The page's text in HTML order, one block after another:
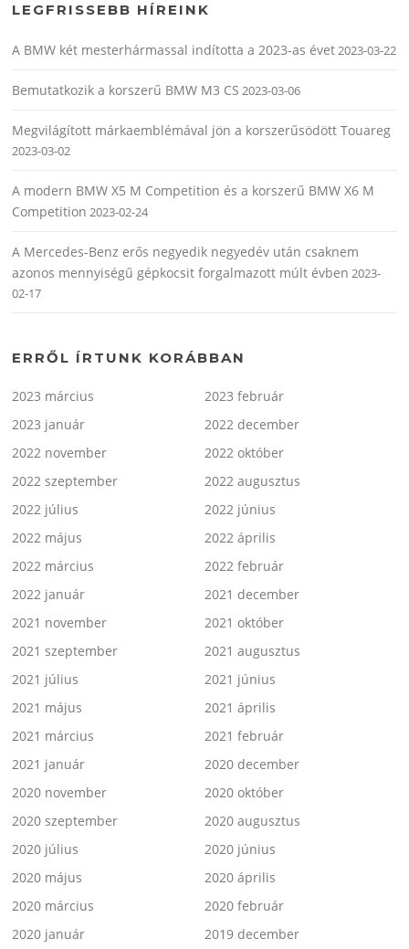
LEGFRISSEBB HÍREINK
A BMW két mesterhármassal indította a 2023-as évet2023-03-22
Bemutatkozik a korszerű BMW M3 CS 2023-03-06
Megvilágított márkaemblémával jön a korszerűsödött Touareg
2023-03-02
A modern BMW X5 M Competition és a korszerű BMW X6 M
Competition 2023-02-24
A Mercedes-Benz erős negyedik negyedév után csaknem
azonos mennyiségű gépkocsit forgalmazott múlt évben 2023-
02-17
ERRŐL ÍRTUNK KORÁBBAN
2023 március
2023 február
2023 január
2022 december
2022 november
2022 október
2022 szeptember
2022 augusztus
2022 július
2022 június
2022 május
2022 április
2022 március
2022 február
2022 január
2021 december
2021 november
2021 október
2021 szeptember
2021 augusztus
2021 július
2021 június
2021 május
2021 április
2021 március
2021 február
2021 január
2020 december
2020 november
2020 október
2020 szeptember
2020 augusztus
2020 július
2020 június
2020 május
2020 április
2020 március
2020 február
2020 január
2019 december